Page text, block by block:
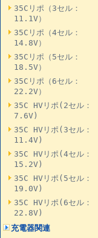
35Cリポ（3セル：
11.1V）
35Cリポ（4セル：
14.8V）
35Cリポ（5セル：
18.5V）
35Cリポ（6セル：
22.2V）
35C HVリポ(2セル：
7.6V)
35C HVリポ(3セル：
11.4V)
35C HVリポ(4セル：
15.2V)
35C HVリポ(5セル：
19.0V)
35C HVリポ(6セル：
22.8V)
充電器関連